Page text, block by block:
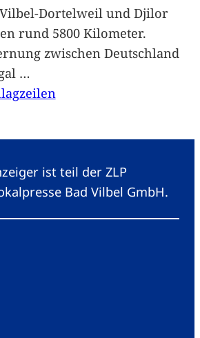
Dortelweil und Djilor
rund 5800 Kilometer.
zwischen Deutschland
…
ist teil der ZLP
Bad Vilbel GmbH.